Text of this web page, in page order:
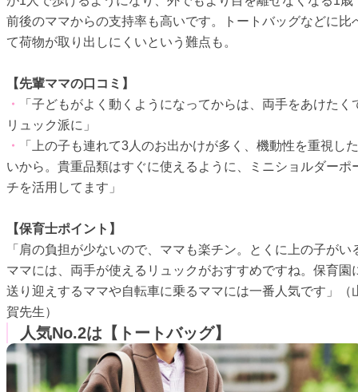
前後のママからの支持率も高いです。トートバッグなどに比
て荷物が取り出しにくいという難点も。
【先輩ママの口コミ】
・
「子どもがよく動くようになってからは、両手をあけたく
リュック派に」
・
「上の子も連れて3人のお出かけが多く、機動性を重視した
いから。貴重品類はすぐに使えるように、ミニショルダーポ
チを活用してます」
【保育士ポイント】
「肩の負担が少ないので、ママも楽チン。とくに上の子がい
ママには、両手が使えるリュックがおすすめですね。保育園
送り迎えするママや自転車に乗るママには一番人気です」（
賀先生）
人気No.2は【トートバッグ】